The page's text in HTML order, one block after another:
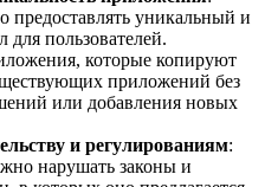
уникальный и
пользователей.
которые копируют
приложений без
или добавления новых
и регулированиям:
нарушать законы и